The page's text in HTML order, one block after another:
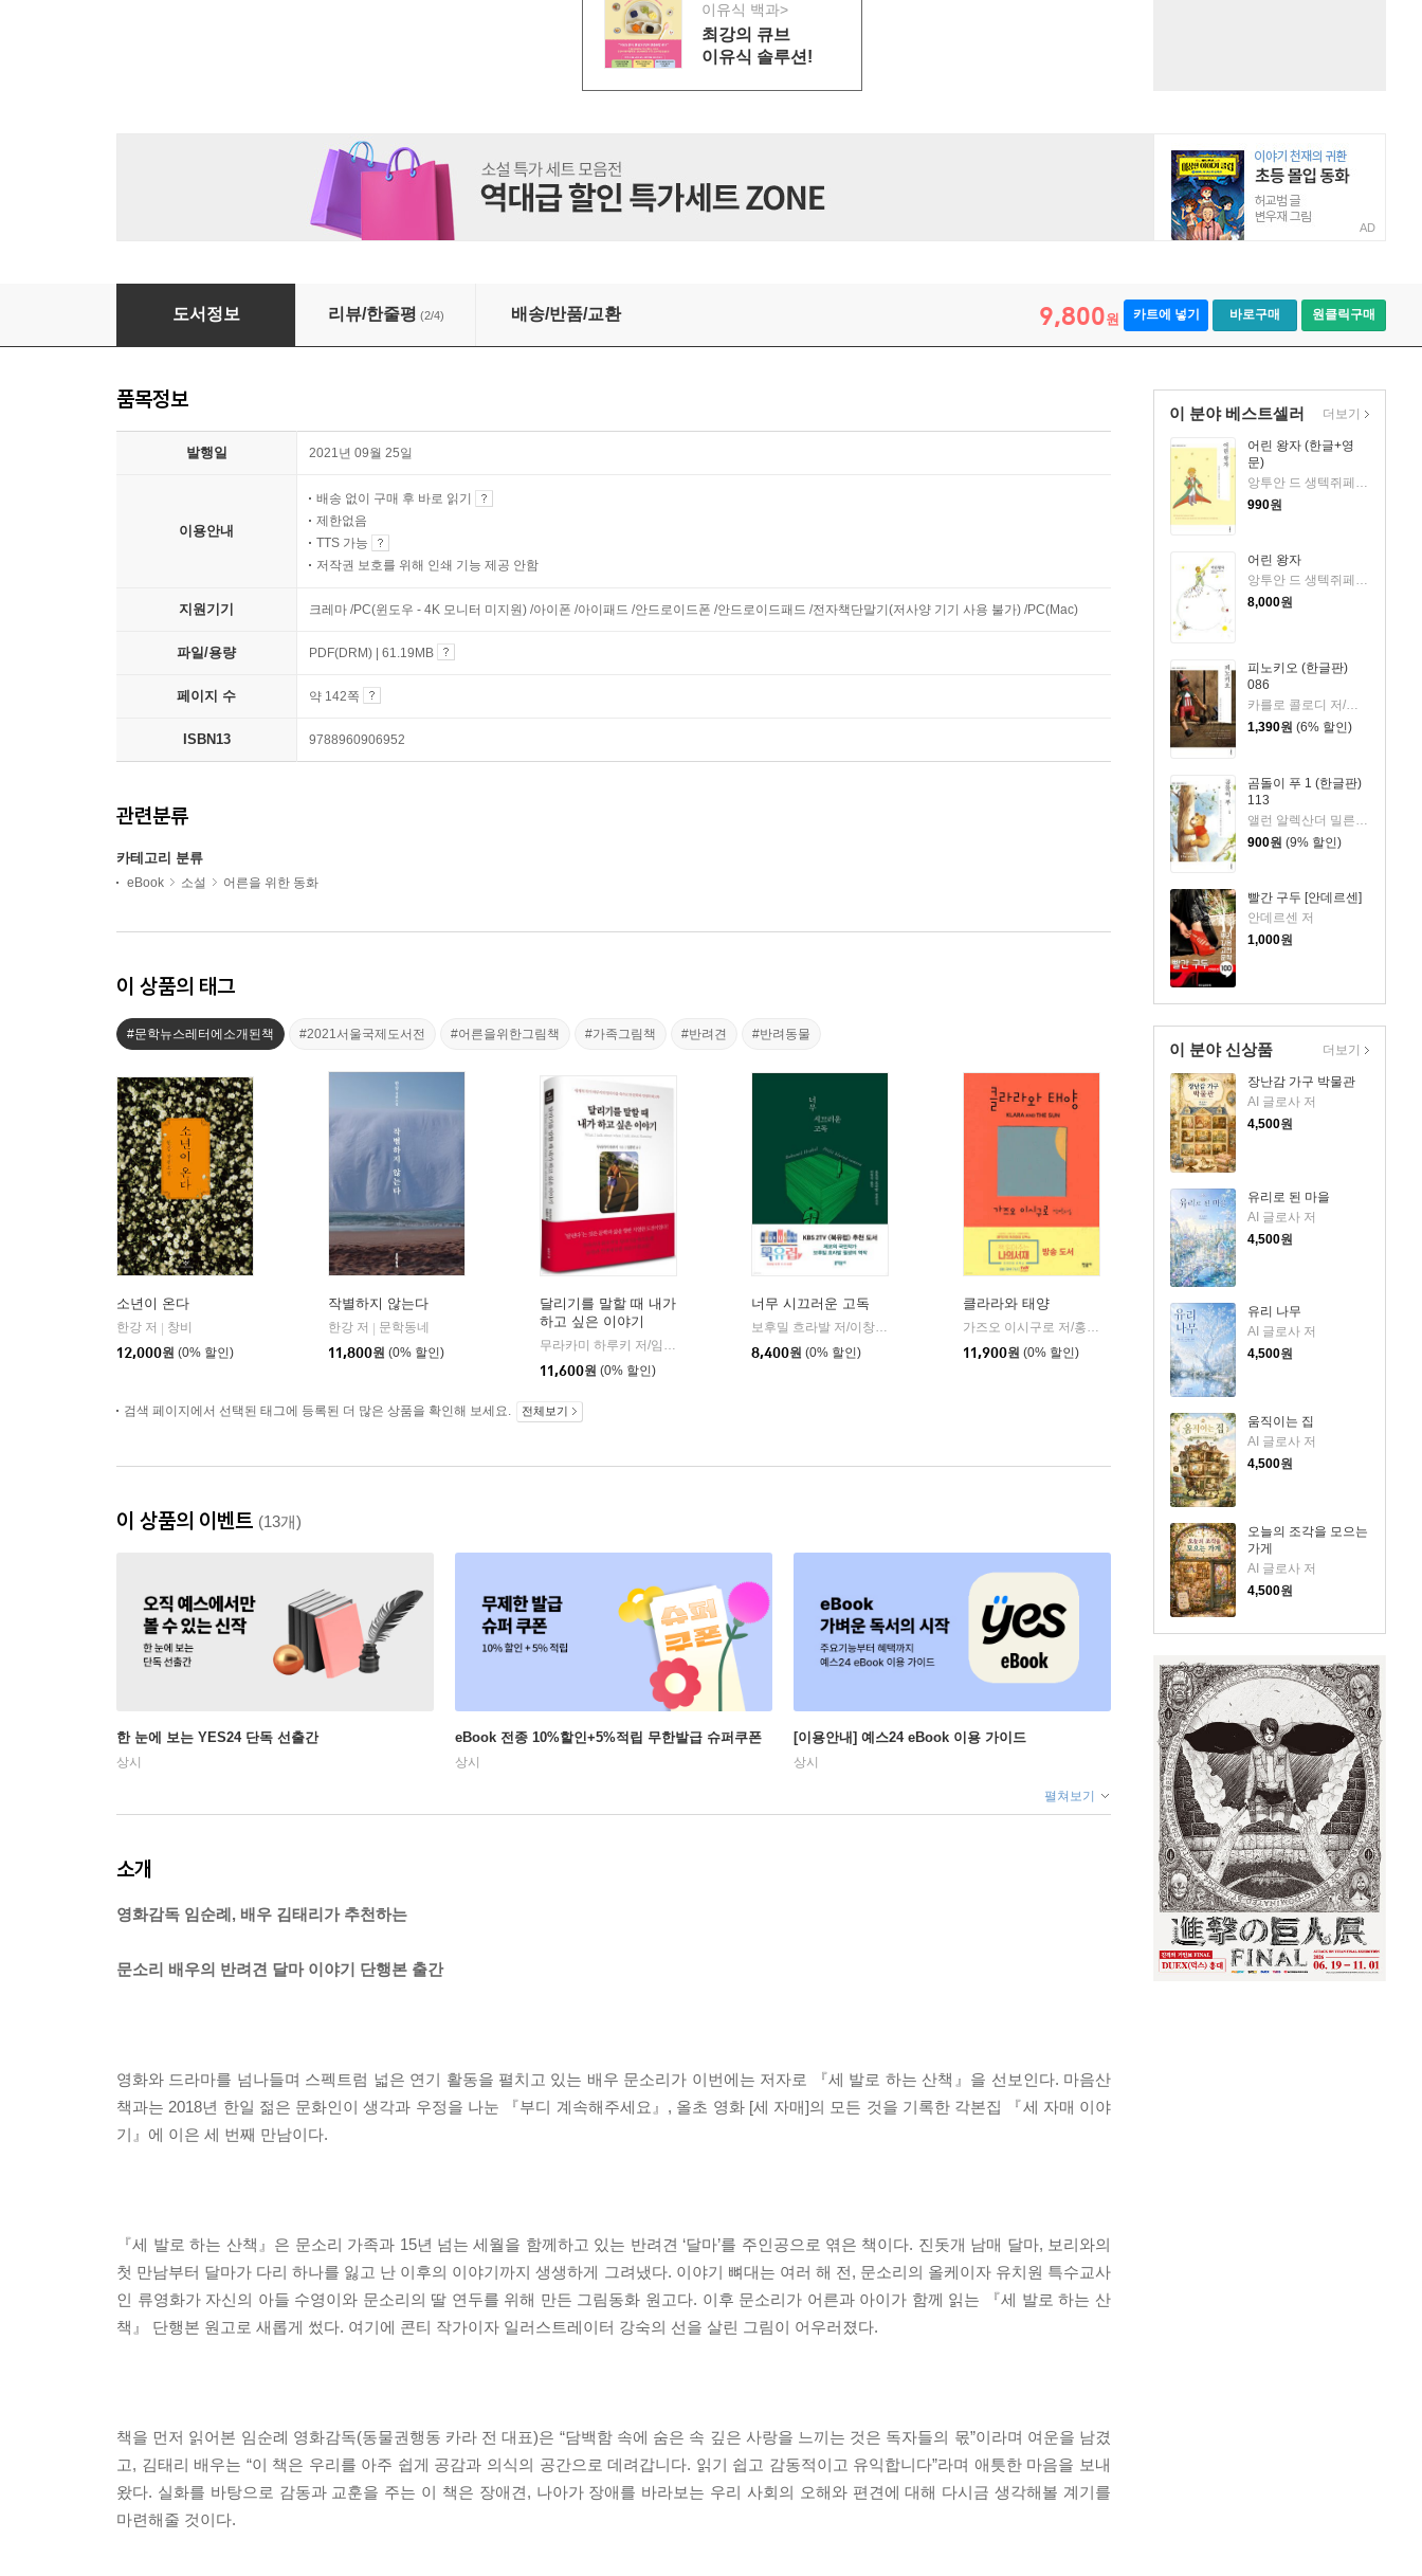
이유식 백과>
최강의 큐브
이유식 솔루션!
AD
세 발로 하는 산책
도서정보 리뷰/한줄평 (2/4) 배송/반품/교환 9,800원 카트에 넣기 바로구매 원클릭구매
이 분야 베스트셀러
어린 왕자 (한글+영
문)
앙투안 드 생텍쥐페리 저/베스트트랜스 역
990원
어린 왕자
앙투안 드 생텍쥐페리 저/황현산 역
8,000원
피노키오 (한글판)
086
카를로 콜로디 저/이시연 역
1,390원 (6% 할인)
곰돌이 푸 1 (한글판)
113
900원 (9% 할인)
빨간 구두 [안데르센]
안데르센 저
1,000원
더보기
이 분야 신상품
장난감 가구 박물관
AI 글로사 저
4,500원
유리로 된 마을
AI 글로사 저
4,500원
유리 나무
AI 글로사 저
4,500원
움직이는 집
AI 글로사 저
4,500원
오늘의 조각을 모으는
가게
AI 글로사 저
4,500원
더보기
품목정보
발행일 2021년 09월 25일
이용안내
배송 없이 구매 후 바로 읽기
제한없음
TTS 가능
저작권 보호를 위해 인쇄 기능 제공 안함
지원기기 크레마 /PC(윈도우 - 4K 모니터 미지원) /아이폰 /아이패드 /안드로이드폰 /안드로이드패드 /전자책단말기(저사양 기기 사용 불가) /PC(Mac)
파일/용량 PDF(DRM) | 61.19MB
페이지 수 약 142쪽
ISBN13 9788960906952
관련분류
카테고리 분류
eBook 소설 어른을 위한 동화
이 상품의 태그
#문학뉴스레터에소개된책 #2021서울국제도서전 #어른을위한그림책 #가족그림책 #반려견 #반려동물
소년이 온다
한강 저
창비
12,000원 (0% 할인)
작별하지 않는다
한강 저
문학동네
11,800원 (0% 할인)
달리기를 말할 때 내가
하고 싶은 이야기
무라카미 하루키 저/임홍빈 역
문학사상
11,600원 (0% 할인)
너무 시끄러운 고독
보후밀 흐라발 저/이창실 역
8,400원 (0% 할인)
클라라와 태양
가즈오 이시구로 저/홍한별 역
민음사
11,900원 (0% 할인)
검색 페이지에서 선택된 태그에 등록된 더 많은 상품을 확인해 보세요. 전체보기
이 상품의 이벤트 (13개)
한 눈에 보는 YES24 단독 선출간
상시
eBook 전종 10%할인+5%적립 무한발급 슈퍼쿠폰
상시
[이용안내] 예스24 eBook 이용 가이드
상시
펼쳐보기
소개
영화감독 임순례, 배우 김태리가 추천하는
문소리 배우의 반려견 달마 이야기 단행본 출간
영화와 드라마를 넘나들며 스펙트럼 넓은 연기 활동을 펼치고 있는 배우 문소리가 이번에는 저자로 『세 발로 하는 산책』을 선보인다. 마음산
책과는 2018년 한일 젊은 문화인이 생각과 우정을 나눈 『부디 계속해주세요』, 올초 영화 [세 자매]의 모든 것을 기록한 각본집 『세 자매 이야
기』에 이은 세 번째 만남이다.
『세 발로 하는 산책』은 문소리 가족과 15년 넘는 세월을 함께하고 있는 반려견 ‘달마’를 주인공으로 엮은 책이다. 진돗개 남매 달마, 보리와의
첫 만남부터 달마가 다리 하나를 잃고 난 이후의 이야기까지 생생하게 그려냈다. 이야기 뼈대는 여러 해 전, 문소리의 올케이자 유치원 특수교사
인 류영화가 자신의 아들 수영이와 문소리의 딸 연두를 위해 만든 그림동화 원고다. 이후 문소리가 어른과 아이가 함께 읽는 『세 발로 하는 산
책』 단행본 원고로 새롭게 썼다. 여기에 콘티 작가이자 일러스트레이터 강숙의 선을 살린 그림이 어우러졌다.
책을 먼저 읽어본 임순례 영화감독(동물권행동 카라 전 대표)은 “담백함 속에 숨은 속 깊은 사랑을 느끼는 것은 독자들의 몫”이라며 여운을 남겼
고, 김태리 배우는 “이 책은 우리를 아주 쉽게 공감과 의식의 공간으로 데려갑니다. 읽기 쉽고 감동적이고 유익합니다”라며 애틋한 마음을 보내
왔다. 실화를 바탕으로 감동과 교훈을 주는 이 책은 장애견, 나아가 장애를 바라보는 우리 사회의 오해와 편견에 대해 다시금 생각해볼 계기를
마련해줄 것이다.